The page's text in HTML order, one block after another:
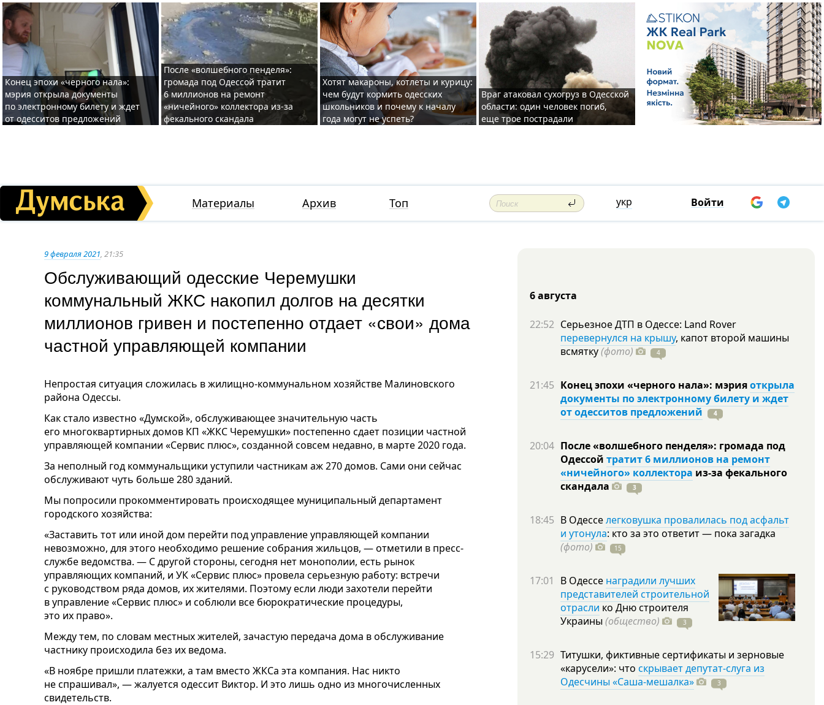
Конец эпохи «черного нала»:
мэрия открыла документы
по электронному билету и ждет
от одесситов предложений
После «волшебного пенделя»:
громада под Одессой тратит
6 миллионов на ремонт
«ничейного» коллектора из-за
фекального скандала
Хотят макароны, котлеты и курицу:
чем будут кормить одесских
школьников и почему к началу
года могут не успеть?
Враг атаковал сухогруз в Одесской
области: один человек погиб,
еще трое пострадали
Материалы Архив Топ укр Войти
9 февраля 2021, 21:35
Обслуживающий одесские Черемушки
коммунальный ЖКС накопил долгов на десятки
миллионов гривен и постепенно отдает «свои» дома
частной управляющей компании
Непростая ситуация сложилась в жилищно-коммунальном хозяйстве Малиновского
района Одессы.
Как стало известно «Думской», обслуживающее значительную часть
его многоквартирных домов КП «ЖКС Черемушки» постепенно сдает позиции частной
управляющей компании «Сервис плюс», созданной совсем недавно, в марте 2020 года.
За неполный год коммунальщики уступили частникам аж 270 домов. Сами они сейчас
обслуживают чуть больше 280 зданий.
Мы попросили прокомментировать происходящее муниципальный департамент
городского хозяйства:
«Заставить тот или иной дом перейти под управление управляющей компании
невозможно, для этого необходимо решение собрания жильцов, — отметили в пресс-
службе ведомства. — С другой стороны, сегодня нет монополии, есть рынок
управляющих компаний, и УК «Сервис плюс» провела серьезную работу: встречи
с руководством ряда домов, их жителями. Поэтому если люди захотели перейти
в управление «Сервис плюс» и соблюли все бюрократические процедуры,
это их право».
Между тем, по словам местных жителей, зачастую передача дома в обслуживание
частнику происходила без их ведома.
«В ноябре пришли платежки, а там вместо ЖКСа эта компания. Нас никто
не спрашивал», — жалуется одессит Виктор. И это лишь одно из многочисленных
свидетельств.
6 августа
22:52 Серьезное ДТП в Одессе: Land Rover
перевернулся на крышу, капот второй машины
всмятку(фото) 4
21:45 Конец эпохи «черного нала»: мэрияоткрыла
документы по электронному билету и ждет
от одесситов предложений
4
20:04 После «волшебного пенделя»: громада под
Одессой тратит 6 миллионов на ремонт
«ничейного» коллектора из-за фекального
скандала
3
18:45 В Одесселегковушка провалилась под асфальт
и утонула: кто за это ответит — пока загадка
(фото)
15
17:01 В Одессе наградили лучших
представителей строительной
отрасли ко Дню строителя
Украины (общество) 3
15:29 Титушки, фиктивные сертификаты и зерновые
«карусели»: что скрывает депутат-слуга из
Одесчины «Саша-мешалка»
3